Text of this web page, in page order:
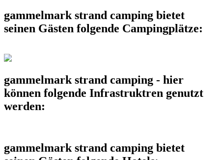
gammelmark strand camping bietet
seinen Gästen folgende Campingplätze:
gammelmark strand camping - hier
können folgende Infrastruktren genutzt
werden:
gammelmark strand camping bietet